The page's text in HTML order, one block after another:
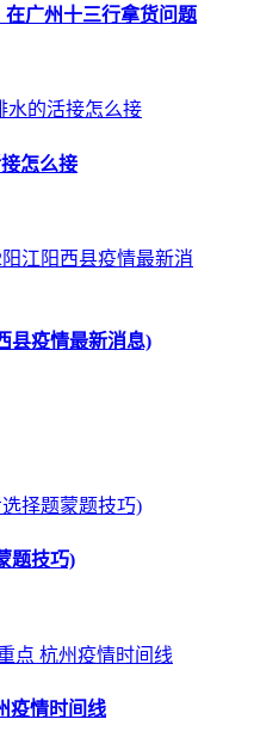
广州十三行拿货问题
怎么接
县疫情最新消息)
题技巧)
疫情时间线